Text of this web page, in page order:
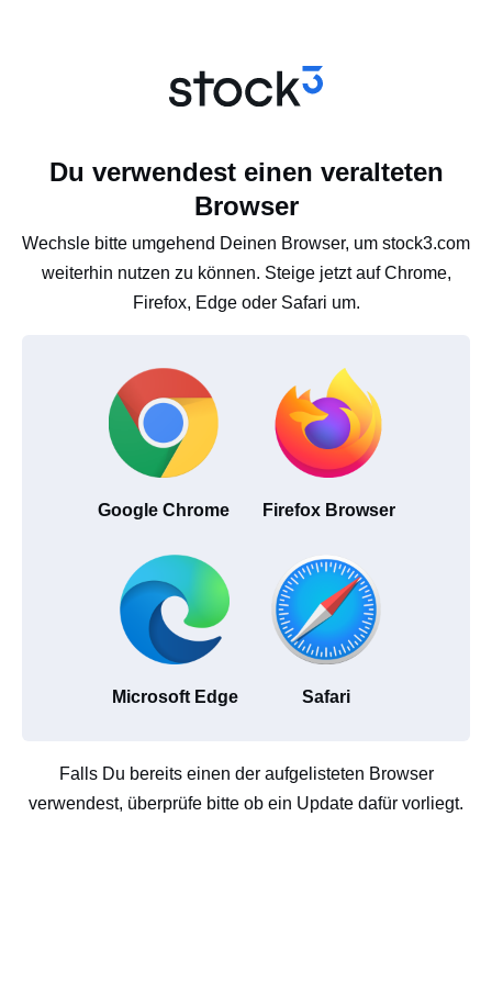
Du verwendest einen veralteten
Browser
Wechsle bitte umgehend Deinen Browser, um stock3.com
weiterhin nutzen zu können. Steige jetzt auf Chrome,
Firefox, Edge oder Safari um.
Google Chrome Firefox Browser
Microsoft Edge Safari
Falls Du bereits einen der aufgelisteten Browser
verwendest, überprüfe bitte ob ein Update dafür vorliegt.